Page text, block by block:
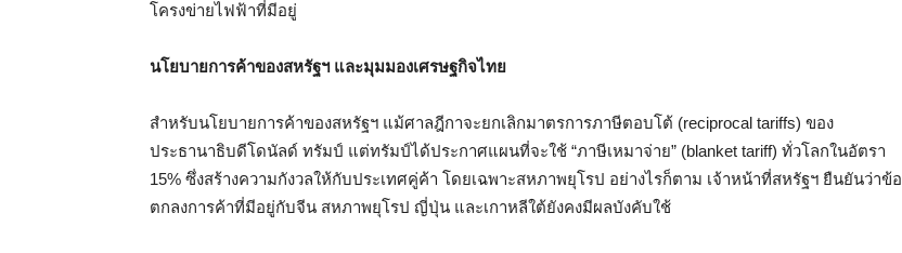
โครงข่ายไฟฟ้าที่มีอยู่
นโยบายการค้าของสหรัฐฯ และมุมมองเศรษฐกิจไทย
สำหรับนโยบายการค้าของสหรัฐฯ แม้ศาลฎีกาจะยกเลิกมาตรการภาษีตอบโต้ (reciprocal tariffs) ของ
ประธานาธิบดีโดนัลด์ ทรัมป์ แต่ทรัมป์ได้ประกาศแผนที่จะใช้ “ภาษีเหมาจ่าย” (blanket tariff) ทั่วโลกในอัตรา
15% ซึ่งสร้างความกังวลให้กับประเทศคู่ค้า โดยเฉพาะสหภาพยุโรป อย่างไรก็ตาม เจ้าหน้าที่สหรัฐฯ ยืนยันว่าข้อ
ตกลงการค้าที่มีอยู่กับจีน สหภาพยุโรป ญี่ปุ่น และเกาหลีใต้ยังคงมีผลบังคับใช้